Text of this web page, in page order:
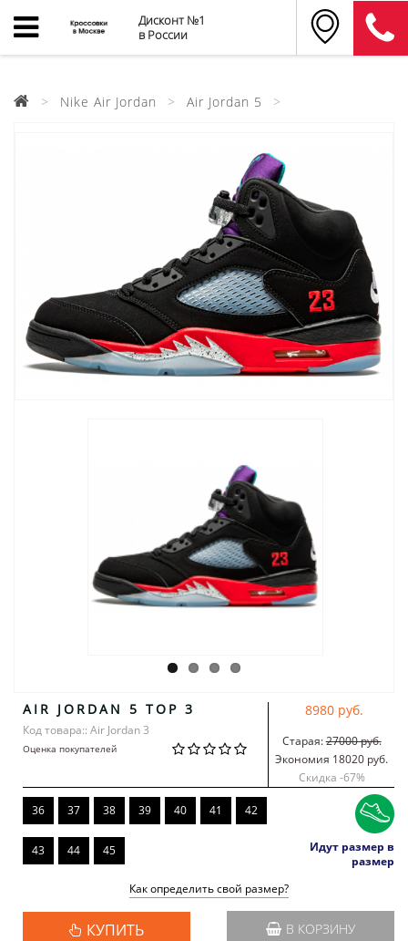
Дисконт №1
в России
Nike Air Jordan Air Jordan 5
AIR JORDAN 5 TOP 3
Код товара:: Air Jordan 3
Оценка покупателей
8980 руб.
Старая:27000 руб.
Экономия 18020 руб.
Скидка -67%
36 37 38 39 40 41 42
43 44 45
Идут размер в
размер
Как определить свой размер?
КУПИТЬ В КОРЗИНУ